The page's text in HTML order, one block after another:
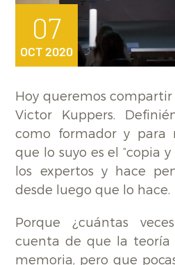
07
OCT 2020
Hoy queremos
Victor Kuppers.
como formador y para
que lo suyo es el “copia
los expertos y hace
desde luego que lo hace.
Porque ¿cuántas
cuenta de que la teoría
memoria, pero que